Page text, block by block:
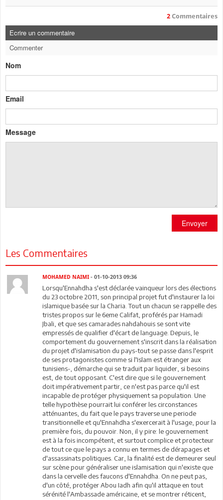
2 Commentaires
Ecrire un commentaire
Commenter
Nom
Email
Message
Envoyer
Les Commentaires
MOHAMED NAIMI - 01-10-2013 09:36
Lorsqu'Ennahdha s'est déclarée vainqueur lors des élections
du 23 octobre 2011, son principal projet fut d'instaurer la loi
islamique basée sur la Charia. Tout un chacun se rappelle des
tristes propos sur le 6eme Califat, proférés par Hamadi
Jbali, et que ses camarades nahdahouis se sont vite
empressés de qualifier d'écart de language. Depuis, le
comportement du gouvernement s'inscrit dans la réalisation
du projet d'islamisation du pays-tout se passe dans l'esprit
de ses protagonistes comme si l'Islam est étranger aux
tunisiens-, démarche qui se traduit par liquider, si besoins
est, de tout opposant. C'est dire que si le gouvernement
doit impérativement partir, ce n'est pas parce qu'il est
incapable de protéger physiquement sa population. Une
telle hypothèse pourrait lui conférer les circonstances
atténuantes, du fait que le pays traverse une periode
transitionnelle et qu'Ennahdha s'exercerait à l'usage, pour la
première fois, du pouvoir. Non, il y pire: le gouvernement
est à la fois incompétent, et surtout complice et protecteur
de tout ce que le pays a connu en termes de dérapages et
d'assassinats politiques. Car, la finalité est de demeurer seul
sur scène pour généraliser une islamisation qui n'existe que
dans la cervelle des faucons d'Ennahdha. On ne peut pas,
d'un côté, protéger Abou Iadh afin qu'il attaque en tout
sérénité l'Ambassade américaine, et se montrer réticent,